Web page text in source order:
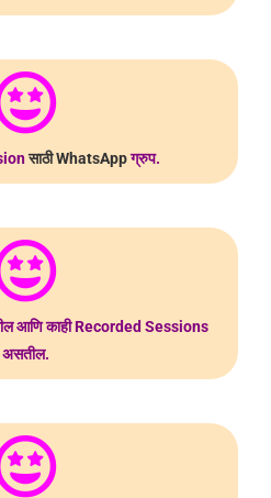
साठीWhatsAppग्रुप.
आणि काही Recorded Sessions
असतील.